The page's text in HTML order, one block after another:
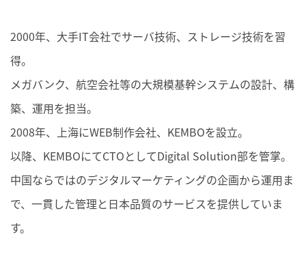
2000年、大手IT会社でサーバ技術、ストレージ技術を習
得。
メガバンク、航空会社等の大規模基幹システムの設計、構
築、運用を担当。
2008年、上海にWEB制作会社、KEMBOを設立。
以降、KEMBOにてCTOとしてDigital Solution部を管掌。
中国ならではのデジタルマーケティングの企画から運用ま
で、一貫した管理と日本品質のサービスを提供していま
す。